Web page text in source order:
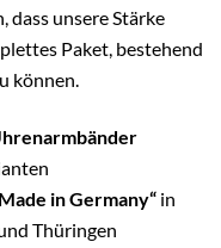
dass unsere Stärke
Paket, bestehend
können.
in Germany“ in
Thüringen